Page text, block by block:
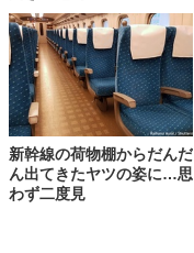
新幹線の荷物棚からだんだ
ん出てきたヤツの姿に…思
わず二度見